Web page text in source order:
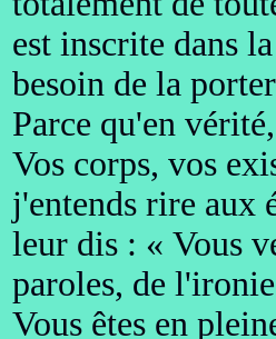
est inscrite dans
besoin de la
Parce qu'en
Vos corps, vos
j'entends rire aux
leur dis : « Vous
paroles, de l'ironie
Vous êtes en